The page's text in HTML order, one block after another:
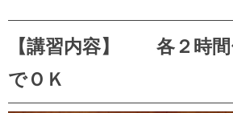
【講習内容】 各２時
でＯＫ